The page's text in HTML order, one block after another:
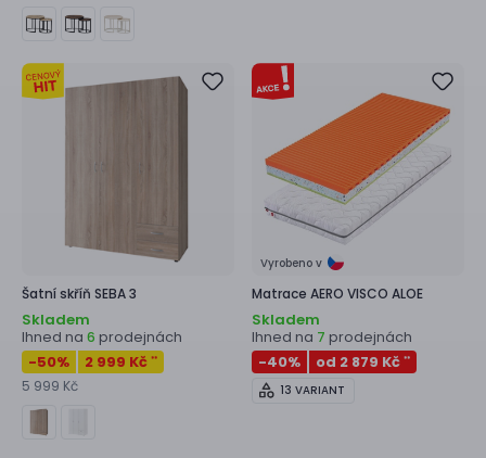
Šatní skříň SEBA 3
Skladem
Ihned na 6 prodejnách
-50% 2 999 Kč **
5 999 Kč
Vyrobeno v
Matrace AERO VISCO ALOE
Skladem
Ihned na 7 prodejnách
-40% od 2 879 Kč **
13 VARIANT